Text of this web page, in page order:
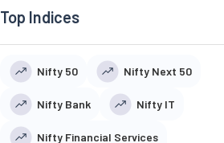
Top Indices
Nifty 50 Nifty Next 50
Nifty Bank Nifty IT
Nifty Financial Services